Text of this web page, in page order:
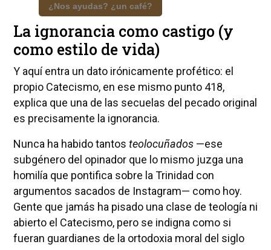
¿Nos ayudas? ¿un café?
La ignorancia como castigo (y
como estilo de vida)
Y aquí entra un dato irónicamente profético: el
propio Catecismo, en ese mismo punto 418,
explica que una de las secuelas del pecado original
es precisamente la ignorancia.
Nunca ha habido tantos teolocuñados—ese
subgénero del opinador que lo mismo juzga una
homilía que pontifica sobre la Trinidad con
argumentos sacados de Instagram— como hoy.
Gente que jamás ha pisado una clase de teología ni
abierto el Catecismo, pero se indigna como si
fueran guardianes de la ortodoxia moral del siglo